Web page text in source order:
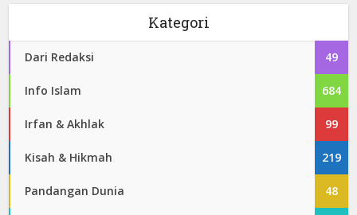
Kategori
Dari Redaksi 49
Info Islam 684
Irfan & Akhlak 99
Kisah & Hikmah 219
Pandangan Dunia 48